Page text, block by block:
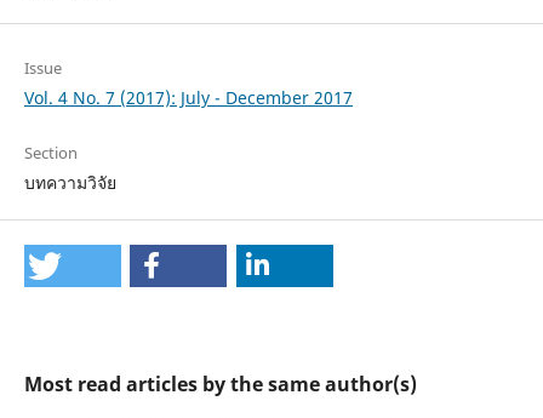
Issue
Vol. 4 No. 7 (2017): July - December 2017
Section
บทความวิจัย
Most read articles by the same author(s)